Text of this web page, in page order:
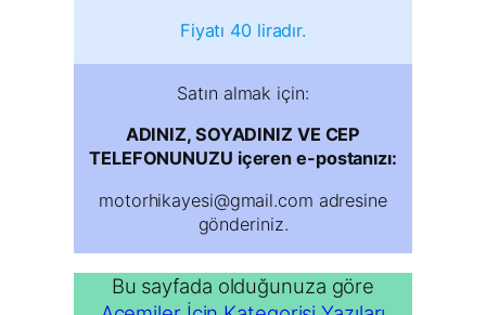
Fiyatı 40 liradır.
Satın almak için:
ADINIZ, SOYADINIZ VE CEP
TELEFONUNUZU içeren e-postanızı:
motorhikayesi@gmail.com adresine
gönderiniz.
Bu sayfada olduğunuza göre